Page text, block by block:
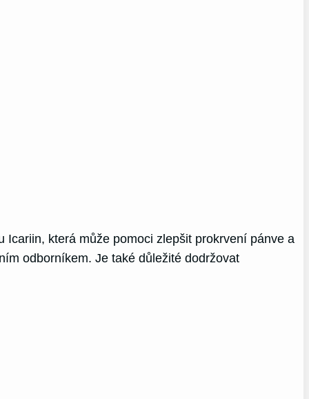
která může pomoci zlepšit prokrvení pánve a
odborníkem. Je také důležité dodržovat